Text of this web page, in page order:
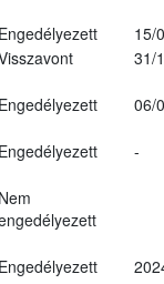
Engedélyezett
15/
31/
Engedélyezett 06/
Engedélyezett
-
Nem
Engedélyezett